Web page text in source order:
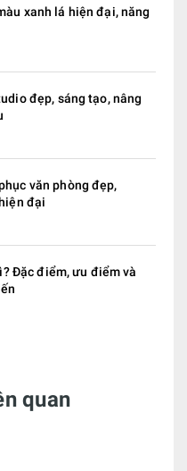
xanh lá hiện đại, năng
đẹp, sáng tạo, nâng
văn phòng đẹp,
đại
Đặc điểm, ưu điểm và
quan